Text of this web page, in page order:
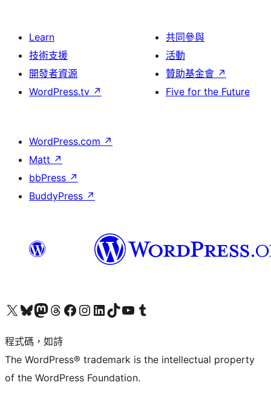
Learn
技術支援
開發者資源
WordPress.tv ↗
共同參與
活動
贊助基金會 ↗
Five for the Future
WordPress.com ↗
Matt ↗
bbPress ↗
BuddyPress ↗
查看我們的 X (之前的 Twitter) 帳號造訪我們的 Bluesky 帳號造訪我們的 Mastodon 帳號造訪我們的 Threads 帳號 造訪我們的 Facebook 粉絲專頁Visit our Instagram account
Visit our LinkedIn account
造訪我們的 TikTok 帳號Visit our YouTube channel
造訪我們的 Tumblr 帳號
程式碼，如詩
The WordPress® trademark is the intellectual property
of the WordPress Foundation.